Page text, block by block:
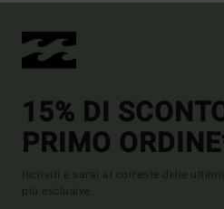
15% DI
PRIMO
Iscriviti e sarai al corrente delle
più esclusive.